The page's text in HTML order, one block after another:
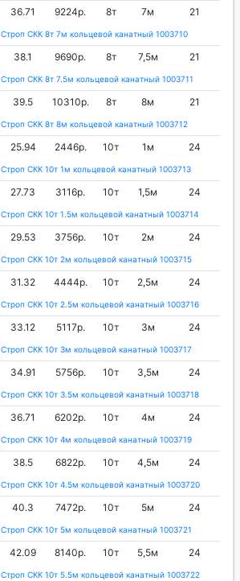
36.71 9224р. 8т 7м 21
Строп СКК 8т 7м кольцевой канатный 1003710
38.1 9690р. 8т 7,5м 21
Строп СКК 8т 7.5м кольцевой канатный 1003711
39.5 10310р. 8т 8м 21
Строп СКК 8т 8м кольцевой канатный 1003712
25.94 2446р. 10т 1м 24
Строп СКК 10т 1м кольцевой канатный 1003713
27.73 3116р. 10т 1,5м 24
Строп СКК 10т 1.5м кольцевой канатный 1003714
29.53 3756р. 10т 2м 24
Строп СКК 10т 2м кольцевой канатный 1003715
31.32 4444р. 10т 2,5м 24
Строп СКК 10т 2.5м кольцевой канатный 1003716
33.12 5117р. 10т 3м 24
Строп СКК 10т 3м кольцевой канатный 1003717
34.91 5756р. 10т 3,5м 24
Строп СКК 10т 3.5м кольцевой канатный 1003718
36.71 6202р. 10т 4м 24
Строп СКК 10т 4м кольцевой канатный 1003719
38.5 6822р. 10т 4,5м 24
Строп СКК 10т 4.5м кольцевой канатный 1003720
40.3 7472р. 10т 5м 24
Строп СКК 10т 5м кольцевой канатный 1003721
42.09 8140р. 10т 5,5м 24
Строп СКК 10т 5.5м кольцевой канатный 1003722